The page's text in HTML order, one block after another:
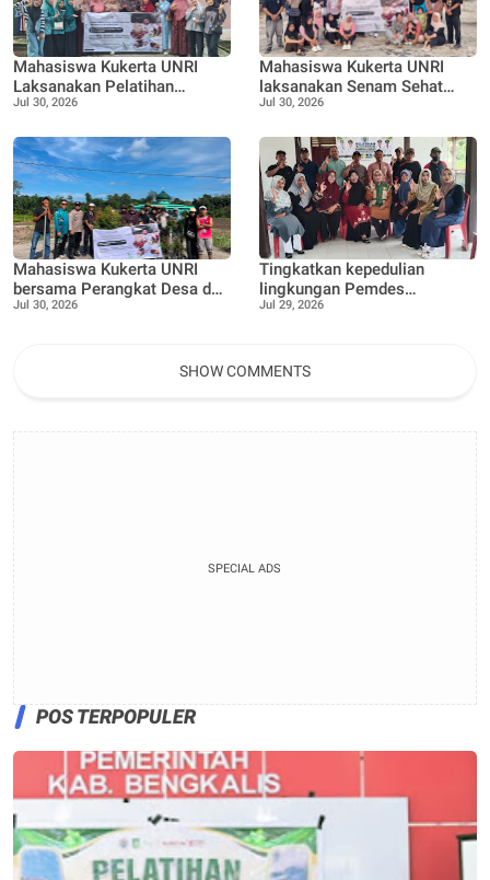
Mahasiswa Kukerta UNRI
Laksanakan Pelatihan
Pemanfaatan Minyak
Aromaterapi bersama Tim
Penggerak PKK Pangkalan
Nyirih
Jul 30, 2026
Mahasiswa Kukerta UNRI
laksanakan Senam Sehat
bersama Ibu ibu dan Remaja
Jul 30, 2026
Mahasiswa Kukerta UNRI
bersama Perangkat Desa dan
Bhabinkamtibmas
dan Tanaman buah Jeruk
Jul 30, 2026
Tingkatkan kepedulian
lingkungan Pemdes
Pangkalan Nyirih gelar
Jul 29, 2026
SHOW COMMENTS
SPECIAL ADS
POS TERPOPULER